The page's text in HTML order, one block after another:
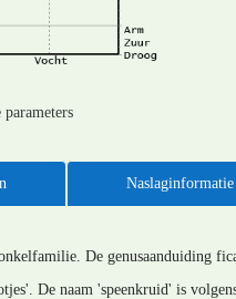
Naslaginformatie
De genusaanduiding
De naam 'speenkruid' is